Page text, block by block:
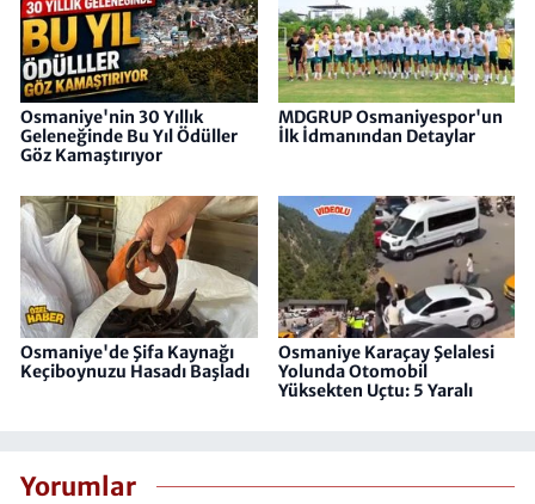
Osmaniye'nin 30 Yıllık
Geleneğinde Bu Yıl Ödüller
Göz Kamaştırıyor
MDGRUP Osmaniyespor'un
İlk İdmanından Detaylar
Osmaniye'de Şifa Kaynağı
Keçiboynuzu Hasadı Başladı
Osmaniye Karaçay Şelalesi
Yolunda Otomobil
Yüksekten Uçtu: 5 Yaralı
Yorumlar